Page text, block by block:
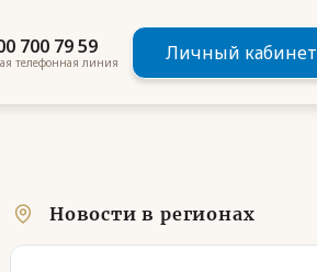
700 79 59
телефонная линия Личный кабинет
Новости в регионах